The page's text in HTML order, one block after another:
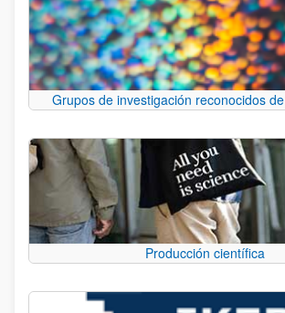
Grupos de investigación reconocidos
Producción científica